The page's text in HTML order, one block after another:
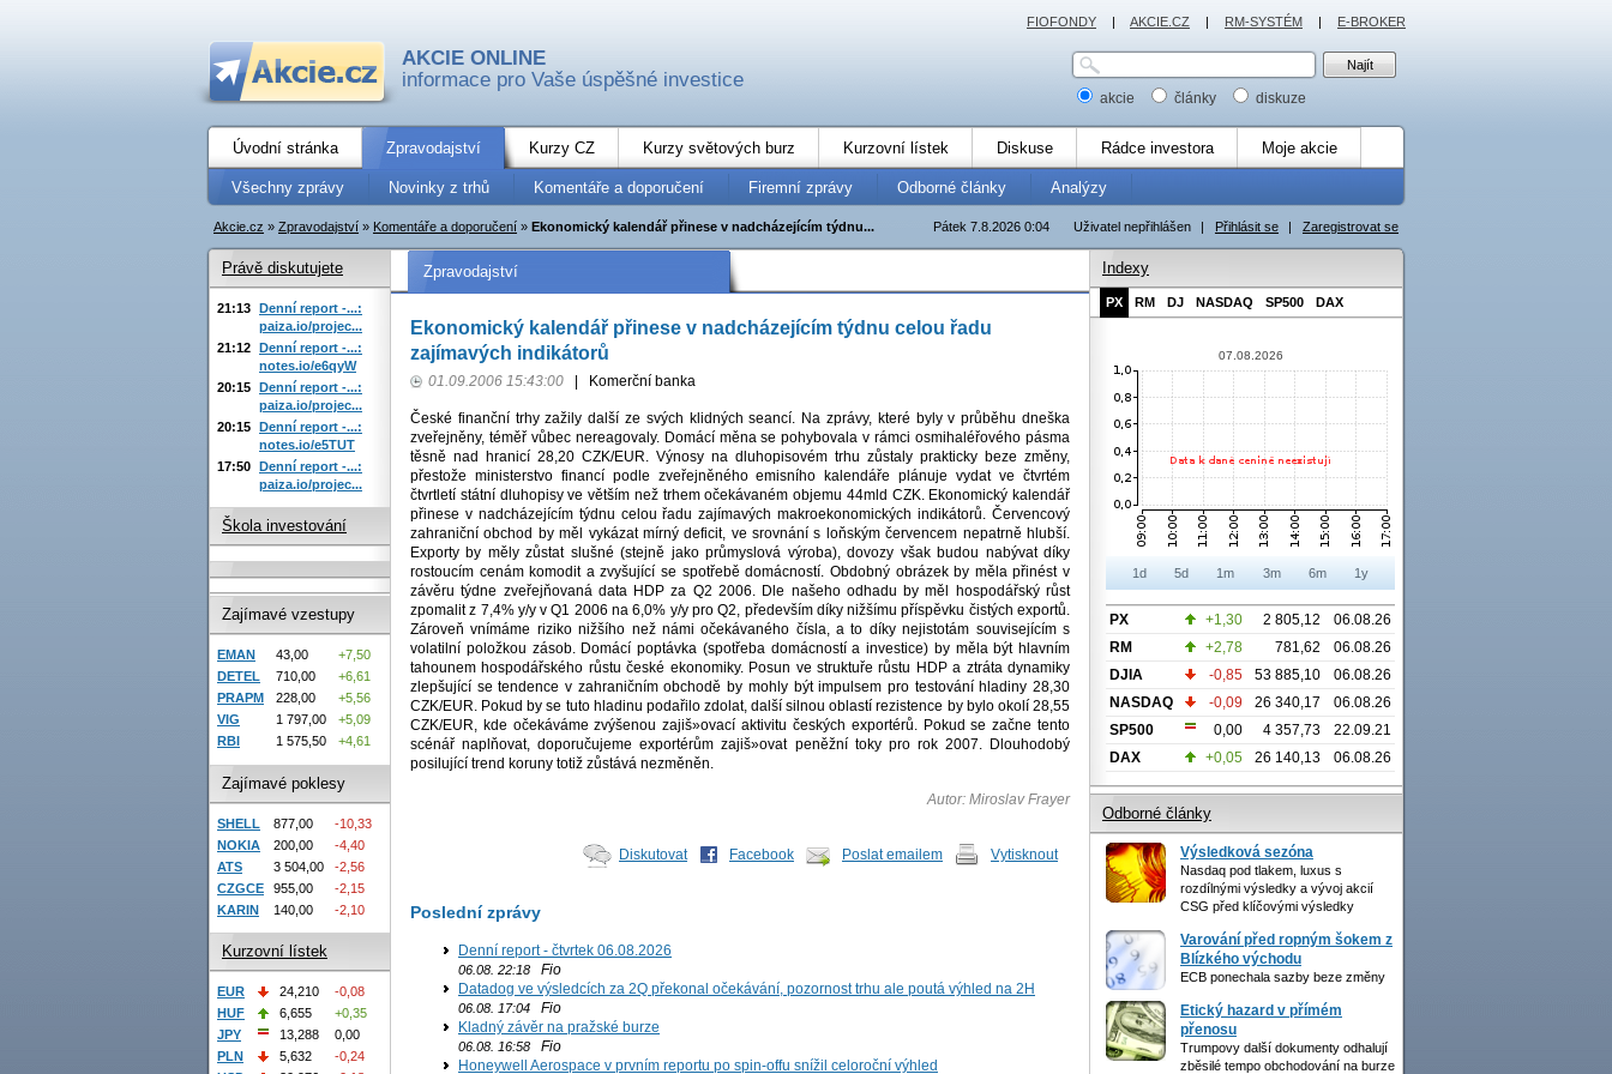
AKCIE ONLINE
informace pro Vaše úspěšné investice
akcie články diskuze
Úvodní stránka Zpravodajství Kurzy CZ Kurzy světových burz Kurzovní lístek Diskuse Rádce investora Moje akcie
Všechny zprávy Novinky z trhů Komentáře a doporučení Firemní zprávy Odborné články Analýzy
Uživatel nepřihlášen | Přihlásit se | Zaregistrovat se
Pátek 7.8.2026 0:04
Akcie.cz » Zpravodajství » Komentáře a doporučení » Ekonomický kalendář přinese v nadcházejícím týdnu...
Zpravodajství
Ekonomický kalendář přinese v nadcházejícím týdnu celou řadu
zajímavých indikátorů
01.09.2006 15:43:00 Komerční banka
České finanční trhy zažily další ze svých klidných seancí. Na zprávy, které byly v průběhu dneška
zveřejněny, téměř vůbec nereagovaly. Domácí měna se pohybovala v rámci osmihaléřového pásma
těsně nad hranicí 28,20 CZK/EUR. Výnosy na dluhopisovém trhu zůstaly prakticky beze změny,
přestože ministerstvo financí podle zveřejněného emisního kalendáře plánuje vydat ve čtvrtém
čtvrtletí státní dluhopisy ve větším než trhem očekávaném objemu 44mld CZK. Ekonomický kalendář
přinese v nadcházejícím týdnu celou řadu zajímavých makroekonomických indikátorů. Červencový
zahraniční obchod by měl vykázat mírný deficit, ve srovnání s loňským červencem nepatrně hlubší.
Exporty by měly zůstat slušné (stejně jako průmyslová výroba), dovozy však budou nabývat díky
rostoucím cenám komodit a zvyšující se spotřebě domácností. Obdobný obrázek by měla přinést v
závěru týdne zveřejňovaná data HDP za Q2 2006. Dle našeho odhadu by měl hospodářský růst
zpomalit z 7,4% y/y v Q1 2006 na 6,0% y/y pro Q2, především díky nižšímu příspěvku čistých exportů.
Zároveň vnímáme riziko nižšího než námi očekávaného čísla, a to díky nejistotám souvisejícím s
volatilní položkou zásob. Domácí poptávka (spotřeba domácností a investice) by měla být hlavním
tahounem hospodářského růstu české ekonomiky. Posun ve struktuře růstu HDP a ztráta dynamiky
zlepšující se tendence v zahraničním obchodě by mohly být impulsem pro testování hladiny 28,30
CZK/EUR. Pokud by se tuto hladinu podařilo zdolat, další silnou oblastí rezistence by bylo okolí 28,55
CZK/EUR, kde očekáváme zvýšenou zajiš»ovací aktivitu českých exportérů. Pokud se začne tento
scénář naplňovat, doporučujeme exportérům zajiš»ovat peněžní toky pro rok 2007. Dlouhodobý
posilující trend koruny totiž zůstává nezměněn.
Autor: Miroslav Frayer
Diskutovat Facebook Poslat emailem Vytisknout
Poslední zprávy
Denní report - čtvrtek 06.08.2026
06.08. 22:18 Fio
Datadog ve výsledcích za 2Q překonal očekávání, pozornost trhu ale poutá výhled na 2H
06.08. 17:04 Fio
Kladný závěr na pražské burze
06.08. 16:58 Fio
Honeywell Aerospace v prvním reportu po spin-offu snížil celoroční výhled
Právě diskutujete
21:13 Denní report -...:
paiza.io/projec...
21:12 Denní report -...:
notes.io/e6qyW
20:15 Denní report -...:
paiza.io/projec...
20:15 Denní report -...:
notes.io/e5TUT
17:50 Denní report -...:
paiza.io/projec...
Škola investování
Zajímavé vzestupy
EMAN 43,00
+7,50
DETEL
710,00
+6,61
PRAPM
228,00
+5,56
VIG
1 797,00
+5,09
RBI
1 575,50 +4,61
Zajímavé poklesy
SHELL 877,00
-10,33
NOKIA
200,00
-4,40
ATS
3 504,00
-2,56
CZGCE
955,00
-2,15
KARIN
140,00 -2,10
Kurzovní lístek
EUR 24,210
-0,08
HUF
6,655
+0,35
JPY
13,288
0,00
PLN
5,632
-0,24
Indexy
PX RM DJ NASDAQ SP500 DAX
07.08.2026
1d 5d 1m 3m 6m 1y
PX +1,30 2 805,12
06.08.26
RM
+2,78 781,62
06.08.26
DJIA
-0,85 53 885,10
06.08.26
NASDAQ
-0,09 26 340,17
06.08.26
SP500
0,00 4 357,73
22.09.21
DAX
+0,05 26 140,13 06.08.26
Odborné články
Výsledková sezóna
Nasdaq pod tlakem, luxus s
rozdílnými výsledky a vývoj akcií
CSG před klíčovými výsledky
Varování před ropným šokem z
Blízkého východu
ECB ponechala sazby beze změny
Etický hazard v přímém
přenosu
Trumpovy další dokumenty odhalují
zběsilé tempo obchodování na burze
FIOFONDY | AKCIE.CZ | RM-SYSTÉM | E-BROKER